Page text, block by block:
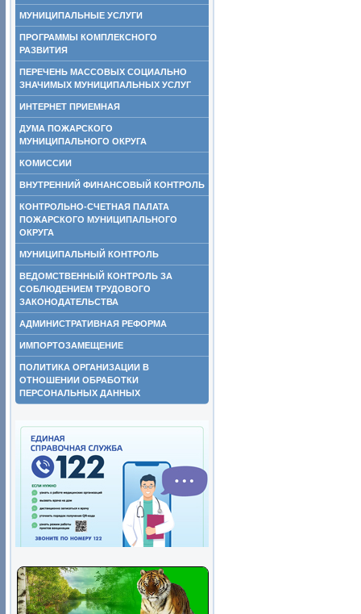
МУНИЦИПАЛЬНЫЕ УСЛУГИ
ПРОГРАММЫ КОМПЛЕКСНОГО
РАЗВИТИЯ
ПЕРЕЧЕНЬ МАССОВЫХ СОЦИАЛЬНО
ЗНАЧИМЫХ МУНИЦИПАЛЬНЫХ УСЛУГ
ИНТЕРНЕТ ПРИЕМНАЯ
ДУМА ПОЖАРСКОГО
МУНИЦИПАЛЬНОГО ОКРУГА
КОМИССИИ
ВНУТРЕННИЙ ФИНАНСОВЫЙ КОНТРОЛЬ
КОНТРОЛЬНО-СЧЕТНАЯ ПАЛАТА
ПОЖАРСКОГО МУНИЦИПАЛЬНОГО
ОКРУГА
МУНИЦИПАЛЬНЫЙ КОНТРОЛЬ
ВЕДОМСТВЕННЫЙ КОНТРОЛЬ ЗА
СОБЛЮДЕНИЕМ ТРУДОВОГО
ЗАКОНОДАТЕЛЬСТВА
АДМИНИСТРАТИВНАЯ РЕФОРМА
ИМПОРТОЗАМЕЩЕНИЕ
ПОЛИТИКА ОРГАНИЗАЦИИ В
ОТНОШЕНИИ ОБРАБОТКИ
ПЕРСОНАЛЬНЫХ ДАННЫХ